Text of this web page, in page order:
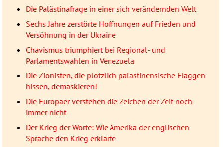
Die Palästinafrage in einer sich verändernden Welt
Sechs Jahre zerstörte Hoffnungen auf Frieden und
Versöhnung in der Ukraine
Chavismus triumphiert bei Regional- und
Parlamentswahlen in Venezuela
Die Zionisten, die plötzlich palästinensische Flaggen
hissen, demaskieren!
Die Europäer verstehen die Zeichen der Zeit noch
immer nicht
Der Krieg der Worte: Wie Amerika der englischen
Sprache den Krieg erklärte